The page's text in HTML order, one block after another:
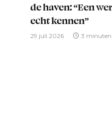
de haven: “Een
echt kennen”
29 juli 2026 3 minuten